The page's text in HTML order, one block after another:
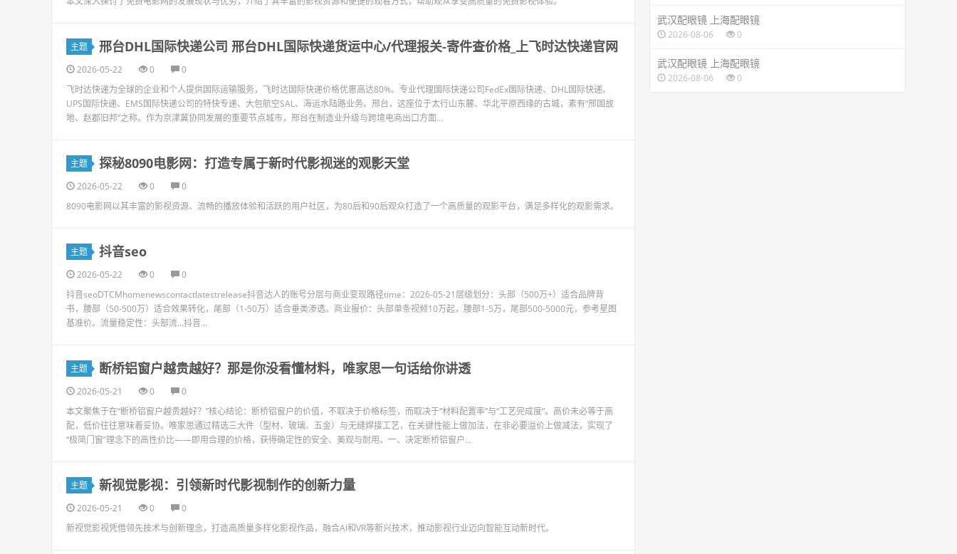
主题 邢台DHL国际快递公司 邢台DHL国际快递货运中心/代理报关-寄件查价格_上飞时达快递官网
2026-05-22 0
0
飞时达快递为全球的企业和个人提供国际运输服务，飞时达国际快递价格优惠高达80%。专业代理国际快递公司FedEx国际快递、DHL国际快递、
UPS国际快递、EMS国际快递公司的特快专递、大包航空SAL、海运水陆路业务。邢台，这座位于太行山东麓、华北平原西缘的古城，素有“邢国故
地、赵郡旧邦”之称。作为京津冀协同发展的重要节点城市，邢台在制造业升级与跨境电商出口方面...
主题 探秘8090电影网：打造专属于新时代影视迷的观影天堂
2026-05-22 0
0
8090电影网以其丰富的影视资源、流畅的播放体验和活跃的用户社区，为80后和90后观众打造了一个高质量的观影平台，满足多样化的观影需求。
主题 抖音seo
2026-05-22 0
0
抖音seoDTCMhomenewscontactlatestrelease抖音达人的账号分层与商业变现路径time：2026-05-21层级划分：头部（500万+）适合品牌背
书，腰部（50-500万）适合效果转化，尾部（1-50万）适合垂类渗透。商业报价：头部单条视频10万起，腰部1-5万，尾部500-5000元，参考星图
基准价。流量稳定性：头部流...抖音...
主题 断桥铝窗户越贵越好？那是你没看懂材料，唯家思一句话给你讲透
2026-05-21 0
0
本文聚焦于在“断桥铝窗户越贵越好？”核心结论：断桥铝窗户的价值，不取决于价格标签，而取决于“材料配置率”与“工艺完成度”。高价未必等于高
配，低价往往意味着妥协。唯家思通过精选三大件（型材、玻璃、五金）与无缝焊接工艺，在关键性能上做加法，在非必要溢价上做减法，实现了
“极简门窗”理念下的高性价比——即用合理的价格，获得确定性的安全、美观与耐用。一、决定断桥铝窗户...
主题 新视觉影视：引领新时代影视制作的创新力量
2026-05-21 0
0
新视觉影视凭借领先技术与创新理念，打造高质量多样化影视作品，融合AI和VR等新兴技术，推动影视行业迈向智能互动新时代。
武汉配眼镜 上海配眼镜
2026-08-06 0
武汉配眼镜 上海配眼镜
2026-08-06 0